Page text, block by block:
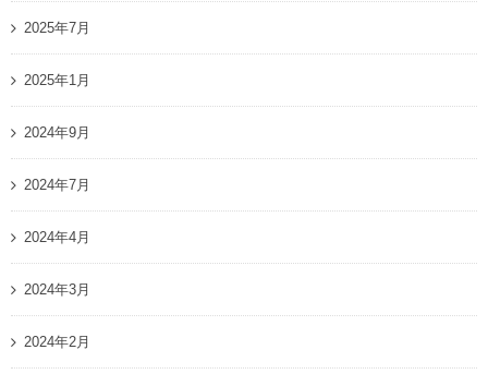
2025年7月
2025年1月
2024年9月
2024年7月
2024年4月
2024年3月
2024年2月